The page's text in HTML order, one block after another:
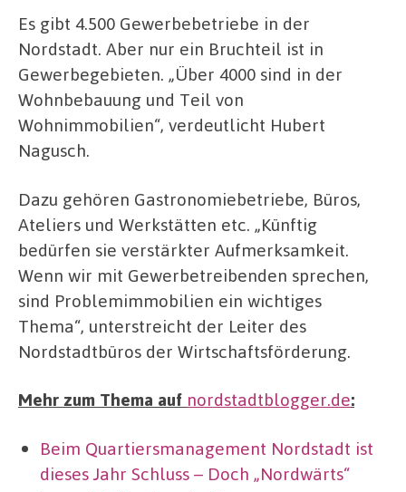
Es gibt 4.500 Gewerbebetriebe in der
Nordstadt. Aber nur ein Bruchteil ist in
Gewerbegebieten. „Über 4000 sind in der
Wohnbebauung und Teil von
Wohnimmobilien“, verdeutlicht Hubert
Nagusch.
Dazu gehören Gastronomiebetriebe, Büros,
Ateliers und Werkstätten etc. „Künftig
bedürfen sie verstärkter Aufmerksamkeit.
Wenn wir mit Gewerbetreibenden sprechen,
sind Problemimmobilien ein wichtiges
Thema“, unterstreicht der Leiter des
Nordstadtbüros der Wirtschaftsförderung.
Mehr zum Thema auf nordstadtblogger.de:
Beim Quartiersmanagement Nordstadt ist
dieses Jahr Schluss – Doch „Nordwärts“